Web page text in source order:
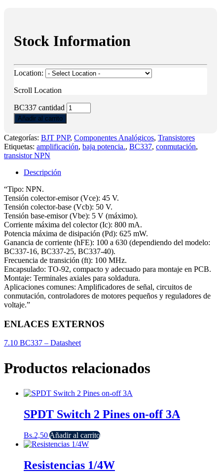
Stock Information
Location:
Scroll Location
BC337 cantidad
Añadir al carrito
Categorías: BJT PNP, Componentes Analógicos, Transistores
Etiquetas: amplificación, baja potencia., BC337, conmutación,
transistor NPN
Descripción
“Tipo: NPN.
Tensión colector-emisor (Vce): 45 V.
Tensión colector-base (Vcb): 50 V.
Tensión base-emisor (Vbe): 5 V (máximo).
Corriente máxima del colector (Ic): 800 mA.
Potencia máxima de disipación (Pd): 625 mW.
Ganancia de corriente (hFE): 100 a 630 (dependiendo del modelo:
BC337-16, BC337-25, BC337-40).
Frecuencia de transición (ft): 100 MHz.
Encapsulado: TO-92, compacto y adecuado para montaje en PCB.
Montaje: Terminales axiales para soldadura.
Aplicaciones comunes: Amplificadores de señal, circuitos de
conmutación, controladores de motores pequeños y reguladores de
voltaje.”
ENLACES EXTERNOS
7.10 BC337 – Datasheet
Productos relacionados
SPDT Switch 2 Pines on-off 3A
Bs.2,50Añadir al carrito
Resistencias 1/4W